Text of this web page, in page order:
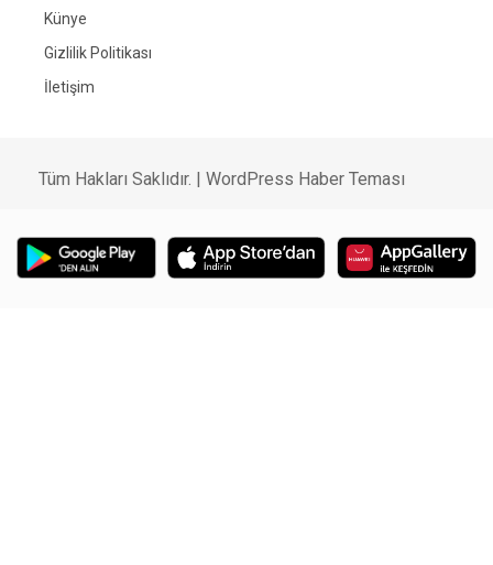
Künye
Gizlilik Politikası
İletişim
Tüm Hakları Saklıdır. | WordPress Haber Teması